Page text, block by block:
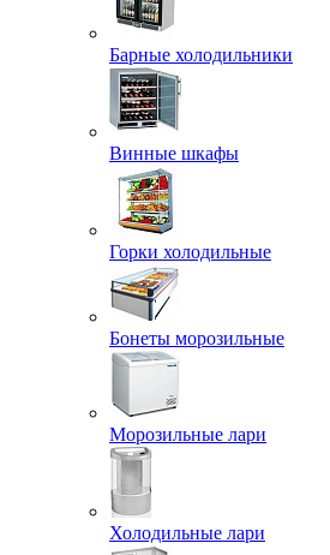
Барные холодильники
Винные шкафы
Горки холодильные
Бонеты морозильные
Морозильные лари
Холодильные лари